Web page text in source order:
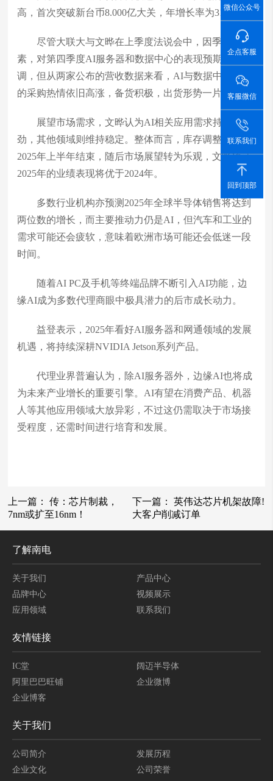
高，首次突破新台币8.000亿大关，年增长率为31%。
尽管大联大与文晔在上季度法说会中，因季节性因
素，对第四季度AI服务器和数据中心的表现预期有所下
调，但从两家公布的营收数据来看，AI与数据中心客户
的采购热情依旧高涨，备货积极，出货形势一片向好。
展望市场需求，文晔认为AI相关应用需求持续强
劲，其他领域则维持稳定。整体而言，库存调整预期于
2025年上半年结束，随后市场展望转为乐观，文晔预计
2025年的业绩表现将优于2024年。
多数行业机构亦预测2025年全球半导体销售将达到
两位数的增长，而主要推动力仍是AI，但汽车和工业的
需求可能还会疲软，意味着欧洲市场可能还会低迷一段
时间。
随着AI PC及手机等终端品牌不断引入AI功能，边
缘AI成为多数代理商眼中极具潜力的后市成长动力。
益登表示，2025年看好AI服务器和网通领域的发展
机遇，将持续深耕NVIDIA Jetson系列产品。
代理业界普遍认为，除AI服务器外，边缘AI也将成
为未来产业增长的重要引擎。AI有望在消费产品、机器
人等其他应用领域大放异彩，不过这仍需取决于市场接
受程度，还需时间进行培育和发展。
上一篇：传：芯片制裁，
7nm或扩至16nm！
下一篇：英伟达芯片机架故障!
大客户削减订单
了解南电
关于我们
产品中心
品牌中心
视频展示
应用领域
联系我们
友情链接
IC堂
阔迈半导体
阿里巴巴旺铺
企业微博
企业博客
关于我们
公司简介
发展历程
企业文化
公司荣誉
微信公众号
企点客服
客服微信
联系我们
回到顶部